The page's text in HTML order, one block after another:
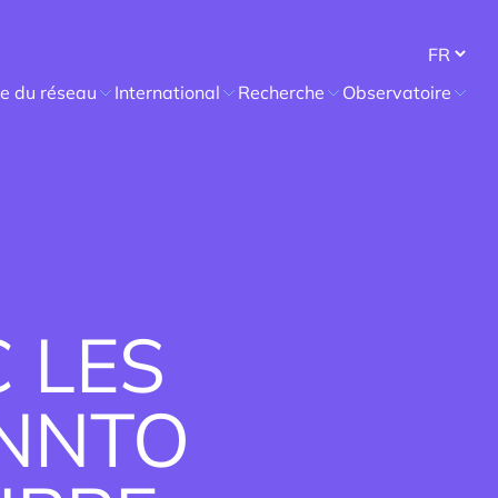
du réseau International Recherche Observatoire
LES